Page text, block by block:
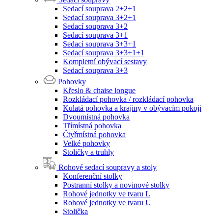
Sedací souprava 2+2+1
Sedací souprava 3+2+1
Sedací souprava 3+2
Sedací souprava 3+1
Sedací souprava 3+3+1
Sedací souprava 3+3+1+1
Kompletní obývací sestavy
Sedací souprava 3+3
Pohovky
Křeslo & chaise longue
Rozkládací pohovka / rozkládací pohovka
Kulatá pohovka a krajiny v obývacím pokoji
Dvoumístná pohovka
Třímístná pohovka
Čtyřmístná pohovka
Velké pohovky
Stoličky a truhly
Rohové sedací soupravy a stoly
Konferenční stolky
Postranní stolky a novinové stolky
Rohové jednotky ve tvaru L
Rohové jednotky ve tvaru U
Stolička